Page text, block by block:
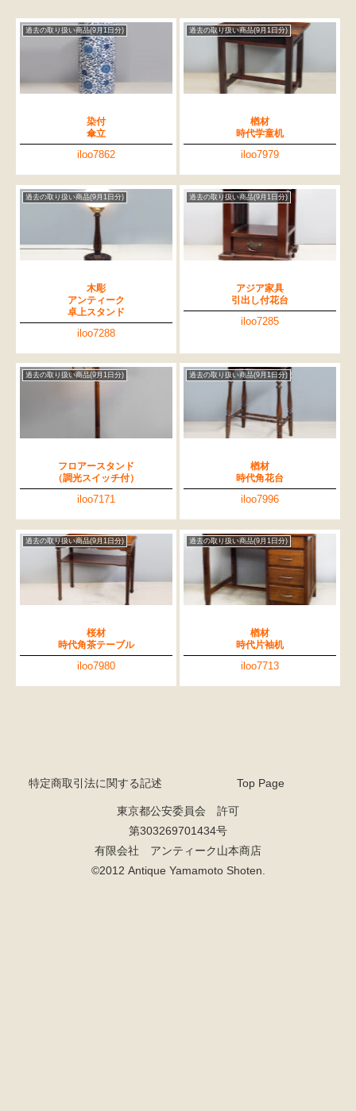
過去の取り扱い商品(9月1日分)
染付
傘立
iloo7862
過去の取り扱い商品(9月1日分)
楢材
時代学童机
iloo7979
過去の取り扱い商品(9月1日分)
木彫
アンティーク
卓上スタンド
iloo7288
過去の取り扱い商品(9月1日分)
アジア家具
引出し付花台
iloo7285
過去の取り扱い商品(9月1日分)
フロアースタンド
（調光スイッチ付）
iloo7171
過去の取り扱い商品(9月1日分)
楢材
時代角花台
iloo7996
過去の取り扱い商品(9月1日分)
桜材
時代角茶テーブル
iloo7980
過去の取り扱い商品(9月1日分)
楢材
時代片袖机
iloo7713
特定商取引法に関する記述 Top Page
東京都公安委員会 許可
第303269701434号
有限会社 アンティーク山本商店
©2012 Antique Yamamoto Shoten.